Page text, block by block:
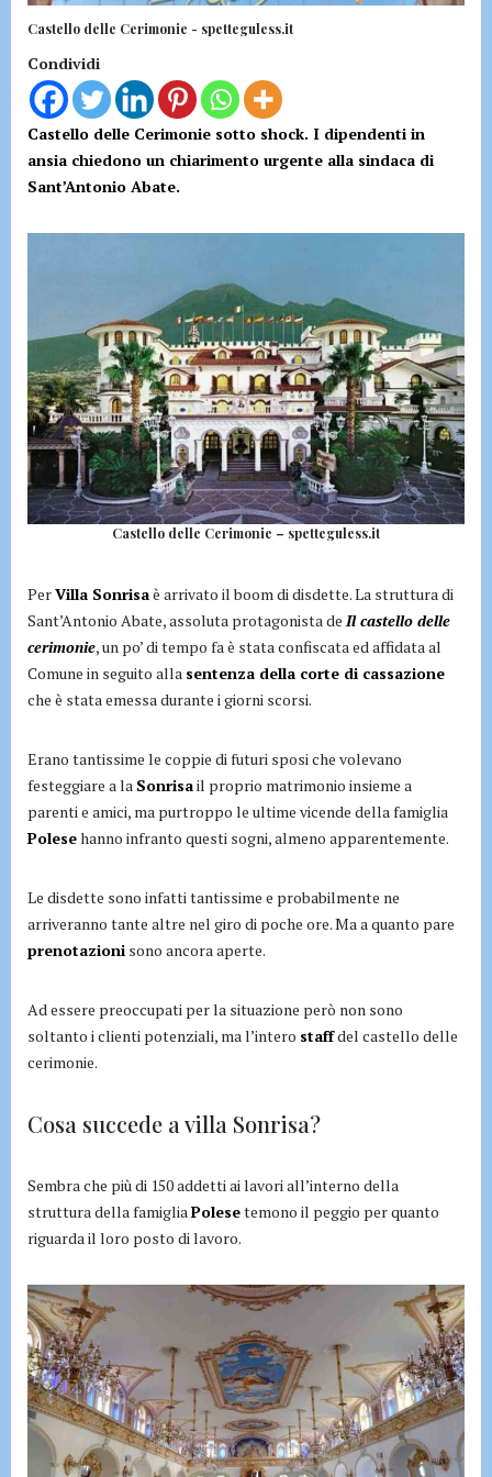
Castello delle Cerimonie - spetteguless.it
Condividi
Castello delle Cerimonie sotto shock. I dipendenti in
ansia chiedono un chiarimento urgente alla sindaca di
Sant’Antonio Abate.
Castello delle Cerimonie – spetteguless.it
PerVilla Sonrisaè arrivato il boom di disdette. La struttura di
Sant’Antonio Abate, assoluta protagonista de Il castello delle
cerimonie, un po’ di tempo fa è stata confiscata ed affidata al
Comune in seguito alla sentenza della corte di cassazione
che è stata emessa durante i giorni scorsi.
Erano tantissime le coppie di futuri sposi che volevano
festeggiare a la Sonrisail proprio matrimonio insieme a
parenti e amici, ma purtroppo le ultime vicende della famiglia
Polesehanno infranto questi sogni, almeno apparentemente.
Le disdette sono infatti tantissime e probabilmente ne
arriveranno tante altre nel giro di poche ore. Ma a quanto pare
prenotazioni sono ancora aperte.
Ad essere preoccupati per la situazione però non sono
soltanto i clienti potenziali, ma l’intero staffdel castello delle
cerimonie.
Cosa succede a villa Sonrisa?
Sembra che più di 150 addetti ai lavori all’interno della
struttura della famigliaPolesetemono il peggio per quanto
riguarda il loro posto di lavoro.